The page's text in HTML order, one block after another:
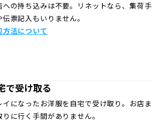
への持ち込みは不要。リネットなら、集荷手
伝票記入もいりません。
方法について
で受け取る
イになったお洋服を自宅で受け取り。お店ま
りに行く手間がありません。